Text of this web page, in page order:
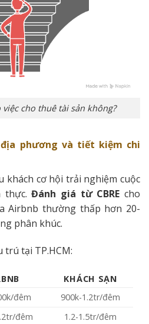
việc cho thuê tài sản không?
phương và tiết kiệm chi
khách cơ hội trải nghiệm cuộc
thực.Đánh giá từ CBRE cho
Airbnb thường thấp hơn 20-
phân khúc.
trú tại TP.HCM:
KHÁCH SẠN
đêm
900k-1.2tr/đêm
đêm
1.2-1.5tr/đêm